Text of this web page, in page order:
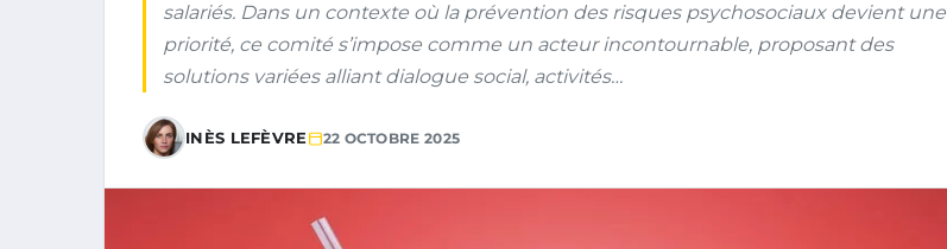
salariés. Dans un contexte où la prévention des risques psychosociaux devient une
priorité, ce comité s’impose comme un acteur incontournable, proposant des
solutions variées alliant dialogue social, activités…
INÈS LEFÈVRE 22 OCTOBRE 2025